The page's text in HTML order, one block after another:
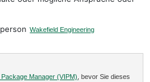
Wakefield Engineering
Package Manager (VIPM) , bevor Sie dieses